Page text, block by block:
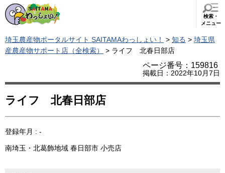
検索・
メニュー
埼玉農産物ポータルサイト SAITAMAわっしょい！ > 知る > 埼玉県
産農産物サポート店（全検索）
> ライフ 北春日部店
ページ番号：159816
掲載日：2022年10月7日
ライフ 北春日部店
登録年月 : -
南埼玉・北葛飾地域 春日部市 小売店